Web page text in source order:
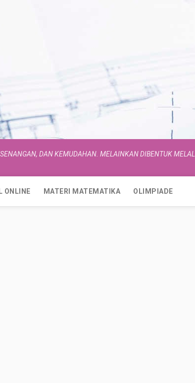
DAN KEMUDAHAN. MELAINKAN DIBENTUK
ONLINE MATERI MATEMATIKA OLIMPIADE